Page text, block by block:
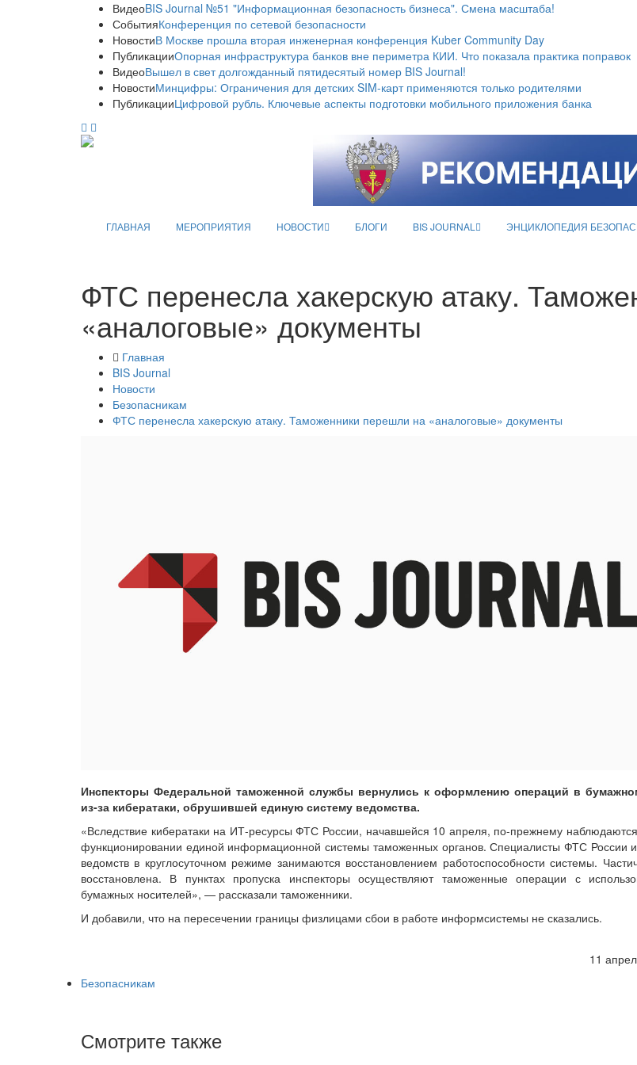
ВидеоBIS Journal №51 "Информационная безопасность бизнеса". Смена масштаба!
СобытияКонференция по сетевой безопасности
НовостиВ Москве прошла вторая инженерная конференция Kuber Community Day
ПубликацииОпорная инфраструктура банков вне периметра КИИ. Что показала практика поправок
ВидеоВышел в свет долгожданный пятидесятый номер BIS Journal!
НовостиМинцифры: Ограничения для детских SIM-карт применяются только родителями
ПубликацииЦифровой рубль. Ключевые аспекты подготовки мобильного приложения банка
ГЛАВНАЯ МЕРОПРИЯТИЯ НОВОСТИ БЛОГИ BIS JOURNAL ЭНЦИКЛОПЕДИЯ
ФТС перенесла хакерскую атаку.
«аналоговые» документы
Главная
BIS Journal
Новости
Безопасникам
ФТС перенесла хакерскую атаку. Таможенники перешли на «аналоговые» документы
Инспекторы Федеральной таможенной службы вернулись к оформлению операций в
из-за кибератаки, обрушившей единую систему ведомства.
«Вследствие кибератаки на ИТ-ресурсы ФТС России, начавшейся 10 апреля, по-прежнему
функционировании единой информационной системы таможенных органов. Специалисты ФТС России и
ведомств в круглосуточном режиме занимаются восстановлением работоспособности системы.
восстановлена. В пунктах пропуска инспекторы осуществляют таможенные операции с
бумажных носителей», — рассказали таможенники.
И добавили, что на пересечении границы физлицами сбои в работе информсистемы не сказались.
11
Безопасникам
Смотрите также